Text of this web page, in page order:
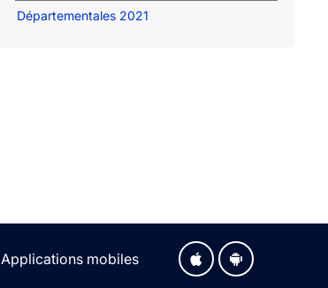
Départementales 2021
Applications mobiles